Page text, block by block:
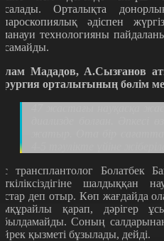
Орталықта
әдіспен
технологияны
Мададов, А.Сызғанов
орталығының бөлім
трансплантолог Болатбек
шалдыққан
деп отыр. Көп жағдайда
қарап, дәрігер
Соның
қызметі бұзылады, дейді.